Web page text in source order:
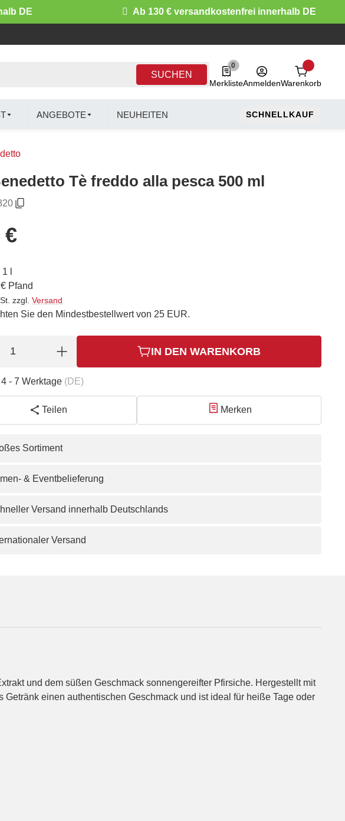
DE Ab 130 € versandkostenfrei innerhalb DE
SUCHEN
0
0 Produkte in der Liste
MerklisteAnmeldenWarenkorb
ANGEBOTE NEUHEITEN SCHNELLKAUF
Tè freddo alla pesca 500 ml
€
l
Pfand
zzgl. Versand
Sie den Mindestbestellwert von 25 EUR.
IN DEN WARENKORB
4 - 7 Werktage (DE)
Teilen Merken
Sortiment
& Eventbelieferung
Versand innerhalb Deutschlands
Versand
und dem süßen Geschmack sonnengereifter Pfirsiche. Hergestellt mit
einen authentischen Geschmack und ist ideal für heiße Tage oder